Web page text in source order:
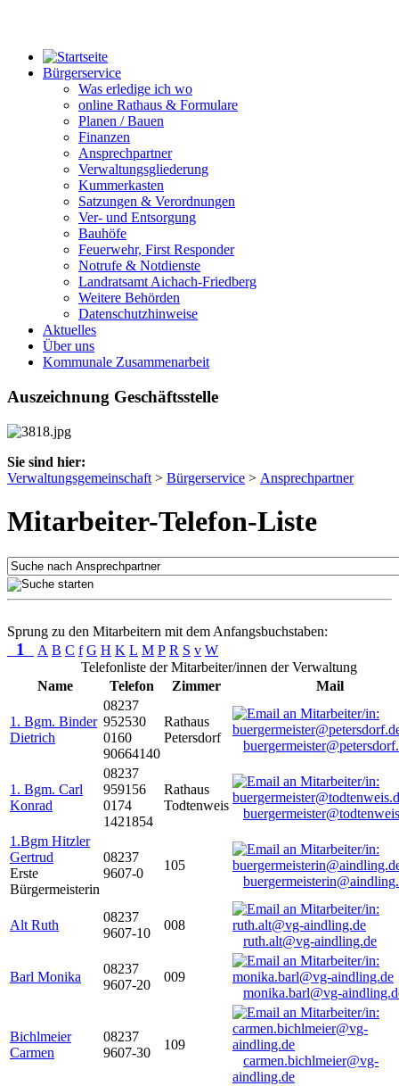
Bürgerservice
Was erledige ich wo
online Rathaus & Formulare
Planen / Bauen
Finanzen
Ansprechpartner
Verwaltungsgliederung
Kummerkasten
Satzungen & Verordnungen
Ver- und Entsorgung
Bauhöfe
Feuerwehr, First Responder
Notrufe & Notdienste
Landratsamt Aichach-Friedberg
Weitere Behörden
Datenschutzhinweise
Aktuelles
Über uns
Kommunale Zusammenarbeit
Auszeichnung Geschäftsstelle
Sie sind hier:
Verwaltungsgemeinschaft > Bürgerservice > Ansprechpartner
Mitarbeiter-Telefon-Liste
Sprung zu den Mitarbeitern mit dem Anfangsbuchstaben:
1 A B C f G H K L M P R S v W
Telefonliste der Mitarbeiter/innen der Verwaltung
Name
Telefon Zimmer Mail
1. Bgm. Binder
Dietrich
08237
952530
0160
90664140
Rathaus
Petersdorf
1. Bgm. Carl
Konrad
08237
959156
0174
1421854
Rathaus
Todtenweis
1.Bgm Hitzler
Gertrud
Erste
Bürgermeisterin
08237
9607-0
105
Alt Ruth
08237
9607-10
008
ruth.alt@vg-aindling.de
Barl Monika
08237
9607-20
009
monika.barl@vg-
Bichlmeier
Carmen
08237
9607-30
109
carmen.bichlmeier@vg-
aindling.de